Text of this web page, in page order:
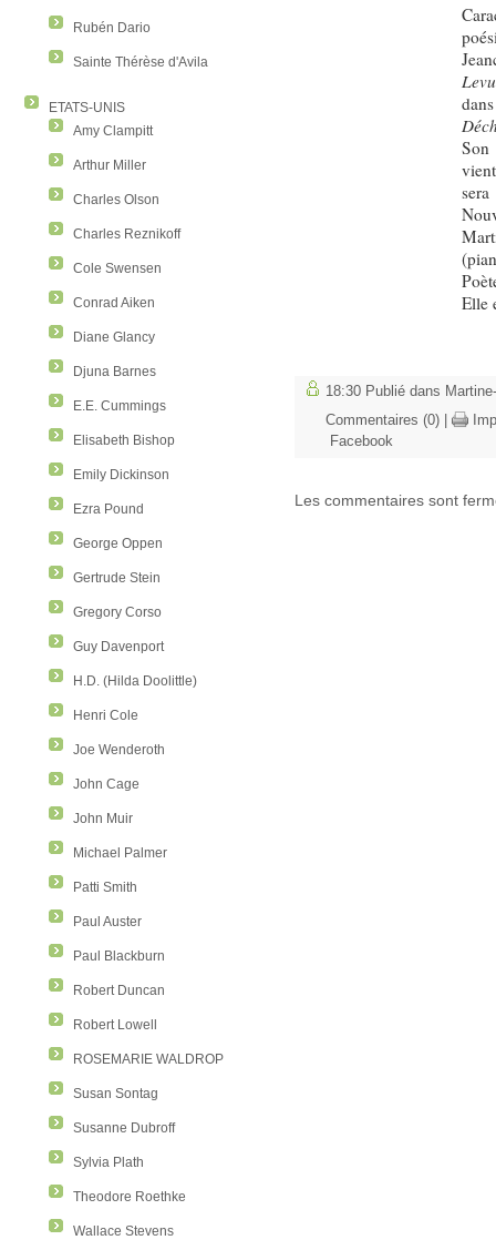
Rubén Dario
Sainte Thérèse d'Avila
ETATS-UNIS
Amy Clampitt
Arthur Miller
Charles Olson
Charles Reznikoff
Cole Swensen
Conrad Aiken
Diane Glancy
Djuna Barnes
E.E. Cummings
Elisabeth Bishop
Emily Dickinson
Ezra Pound
George Oppen
Gertrude Stein
Gregory Corso
Guy Davenport
H.D. (Hilda Doolittle)
Henri Cole
Joe Wenderoth
John Cage
John Muir
Michael Palmer
Patti Smith
Paul Auster
Paul Blackburn
Robert Duncan
Robert Lowell
ROSEMARIE WALDROP
Susan Sontag
Susanne Dubroff
Sylvia Plath
Theodore Roethke
Wallace Stevens
Elle
18:30 Publié dans
Commentaires (0)
Facebook
Les commentaires sont